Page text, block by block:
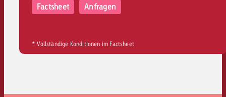
Factsheet Anfragen
* Vollständige Konditionen im Factsheet